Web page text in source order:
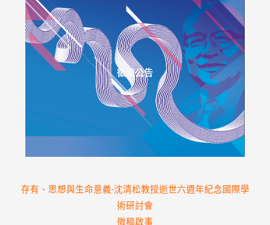
徵稿公告
存有、思想與生命意義-沈清松教授逝世六週年紀念國際學
術研討會
徵稿啟事